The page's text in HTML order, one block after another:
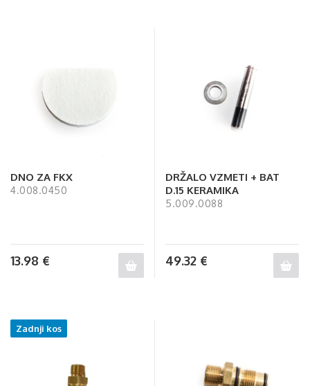
DNO ZA FKX
4.008.0450
13.98 €
DRŽALO VZMETI + BAT
D.15 KERAMIKA
5.009.0088
49.32 €
Zadnji kos